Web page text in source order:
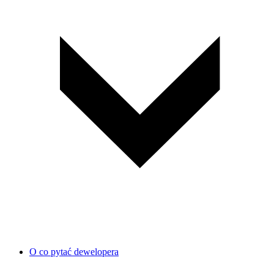
O co pytać dewelopera